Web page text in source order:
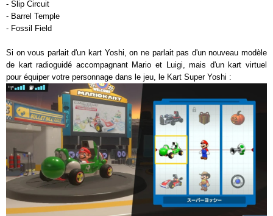
- Slip Circuit
- Barrel Temple
- Fossil Field
Si on vous parlait d'un kart Yoshi, on ne parlait pas d'un nouveau modèle
de kart radioguidé accompagnant Mario et Luigi, mais d'un kart virtuel
pour équiper votre personnage dans le jeu, le Kart Super Yoshi :